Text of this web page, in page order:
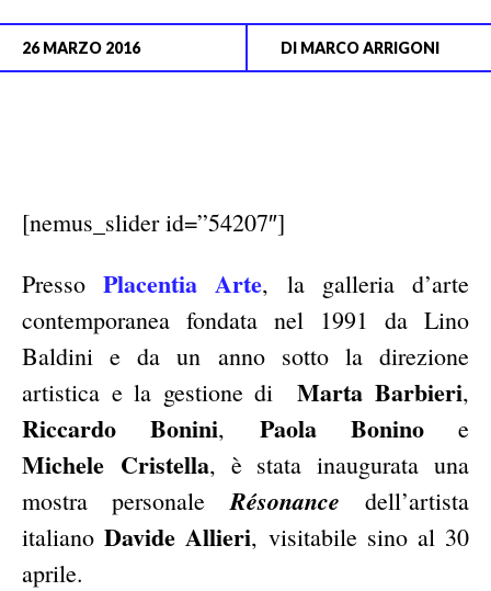
26 MARZO 2016 DI MARCO ARRIGONI
[nemus_slider id=”54207″]
PressoPlacentia Arte, la galleria d’arte
contemporanea fondata nel 1991 da Lino
Baldini e da un anno sotto la direzione
artistica e la gestione diMarta Barbieri,
Riccardo Bonini, Paola Bonino e
Michele Cristella, è stata inaugurata una
mostra personaleRésonance dell’artista
italianoDavide Allieri, visitabile sino al 30
aprile.